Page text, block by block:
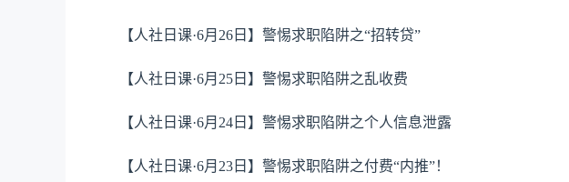
【人社日课·6月26日】警惕求职陷阱之“招转贷”
【人社日课·6月25日】警惕求职陷阱之乱收费
【人社日课·6月24日】警惕求职陷阱之个人信息泄露
【人社日课·6月23日】警惕求职陷阱之付费“内推”！